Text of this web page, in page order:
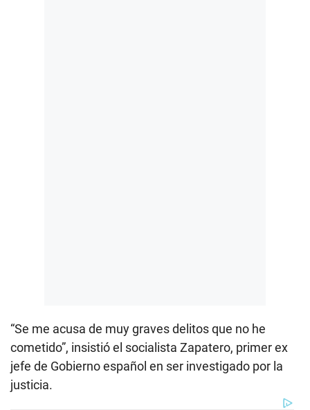
“Se me acusa de muy graves delitos que no he
cometido”, insistió el socialista Zapatero, primer ex
jefe de Gobierno español en ser investigado por la
justicia.